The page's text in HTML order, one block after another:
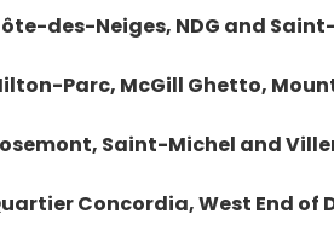
des-Neiges, NDG and
Parc, McGill Ghetto,
Saint-Michel and
Concordia, West End of